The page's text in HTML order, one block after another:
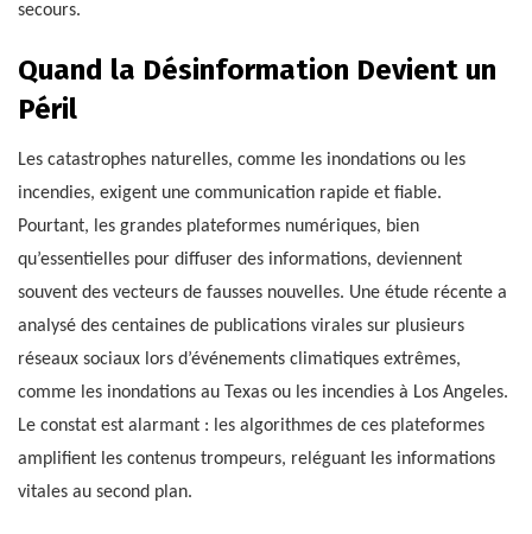
secours.
Quand la Désinformation Devient un
Péril
Les catastrophes naturelles, comme les inondations ou les
incendies, exigent une communication rapide et fiable.
Pourtant, les grandes plateformes numériques, bien
qu’essentielles pour diffuser des informations, deviennent
souvent des vecteurs de fausses nouvelles. Une étude récente a
analysé des centaines de publications virales sur plusieurs
réseaux sociaux lors d’événements climatiques extrêmes,
comme les inondations au Texas ou les incendies à Los Angeles.
Le constat est alarmant : les algorithmes de ces plateformes
amplifient les contenus trompeurs, reléguant les informations
vitales au second plan.